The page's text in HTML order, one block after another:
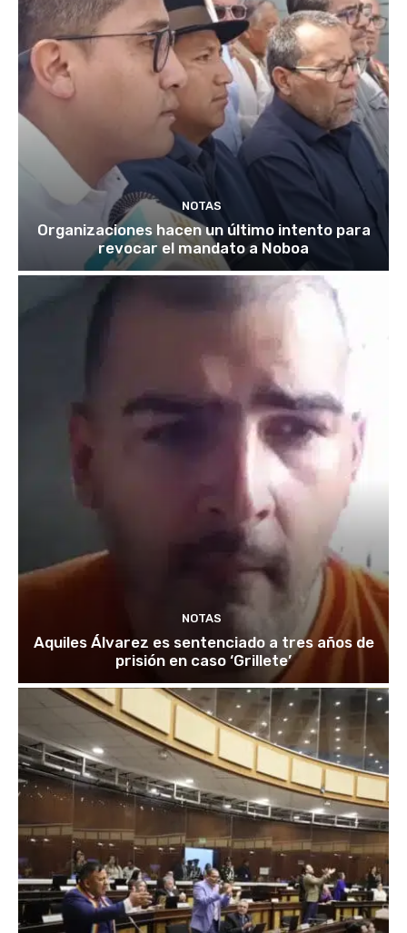
NOTAS
Organizaciones hacen un último intento para
revocar el mandato a Noboa
NOTAS
Aquiles Álvarez es sentenciado a tres años de
prisión en caso ‘Grillete’